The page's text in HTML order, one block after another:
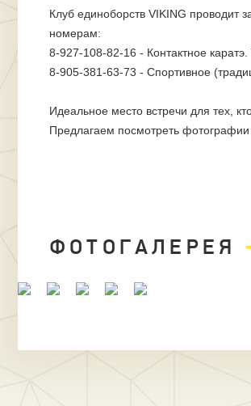
Клуб единоборств VIKING проводит
номерам:
8-927-108-82-16 - Контактное каратэ.
8-905-381-63-73 - Спортивное
Идеальное место встречи для тех,
Предлагаем посмотреть фотографии
ФОТОГАЛЕРЕЯ